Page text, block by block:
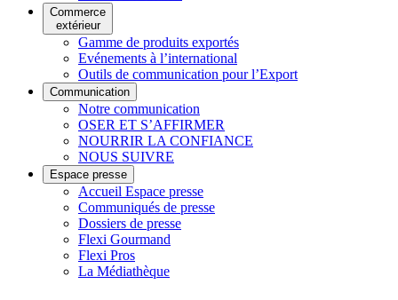
Commerce
extérieur
Gamme de produits exportés
Evénements à l’international
Outils de communication pour l’Export
Communication
Notre communication
OSER ET S’AFFIRMER
NOURRIR LA CONFIANCE
NOUS SUIVRE
Espace presse
Accueil Espace presse
Communiqués de presse
Dossiers de presse
Flexi Gourmand
Flexi Pros
La Médiathèque